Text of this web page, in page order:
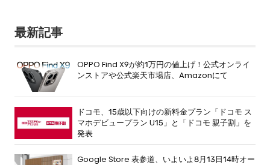
最新記事
OPPO Find X9が約1万円の値上げ！公式オンライ
ンストアや公式楽天市場店、Amazonにて
ドコモ、15歳以下向けの新料金プラン「ドコモ ス
マホデビュープラン U15」と「ドコモ 親子割」を
発表
Google Store 表参道、いよいよ8月13日14時オー